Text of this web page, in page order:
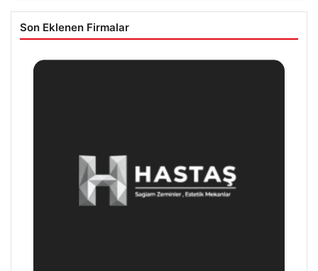
Son Eklenen Firmalar